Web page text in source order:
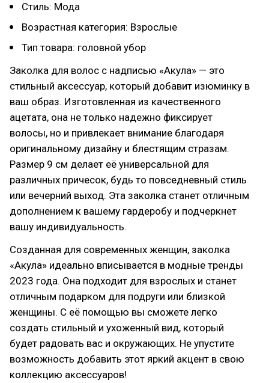
Стиль: Мода
Возрастная категория: Взрослые
Тип товара: головной убор
Заколка для волос с надписью «Акула» — это
стильный аксессуар, который добавит изюминку в
ваш образ. Изготовленная из качественного
ацетата, она не только надежно фиксирует
волосы, но и привлекает внимание благодаря
оригинальному дизайну и блестящим стразам.
Размер 9 см делает её универсальной для
различных причесок, будь то повседневный стиль
или вечерний выход. Эта заколка станет отличным
дополнением к вашему гардеробу и подчеркнет
вашу индивидуальность.
Созданная для современных женщин, заколка
«Акула» идеально вписывается в модные тренды
2023 года. Она подходит для взрослых и станет
отличным подарком для подруги или близкой
женщины. С её помощью вы сможете легко
создать стильный и ухоженный вид, который
будет радовать вас и окружающих. Не упустите
возможность добавить этот яркий акцент в свою
коллекцию аксессуаров!